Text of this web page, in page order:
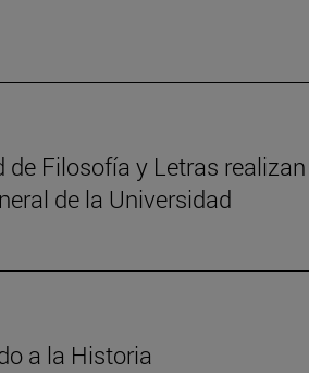
Filosofía y Letras realizan
de la Universidad
a la Historia